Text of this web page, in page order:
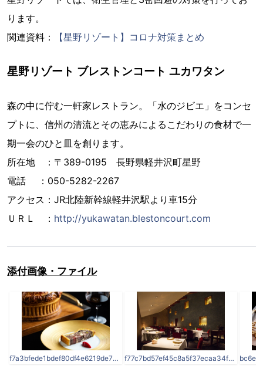
ります。
関連資料：
【星野リゾート】コロナ対策まとめ
星野リゾート ブレストンコート ユカワタン
森の中に佇む一軒家レストラン。「水のジビエ」をコンセ
プトに、信州の清流とその恵みによるこだわりの食材で一
期一会のひと皿を創ります。
所在地 ：〒389-0195 長野県軽井沢町星野
電話 ：050-5282-2267
アクセス：JR北陸新幹線軽井沢駅より車15分
ＵＲＬ ： http://yukawatan.blestoncourt.com
添付画像・ファイル
f7a3bfede1bdef80df4e6219de75f456.jpg f77c7bd57ef45c8a5f37ecaa34fe28f9.jpg